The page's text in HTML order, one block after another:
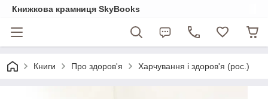
Книжкова крамниця SkyBooks
Книги Про здоров'я Харчування і здоров'я (рос.)